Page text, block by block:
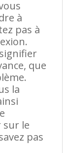
à
pas à
que
la
sur le
pas